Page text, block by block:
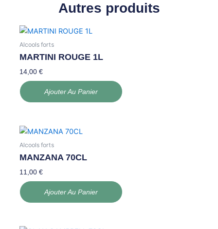
Autres produits
Alcools forts
MARTINI ROUGE 1L
14,00€
Ajouter Au Panier
Alcools forts
MANZANA 70CL
11,00€
Ajouter Au Panier